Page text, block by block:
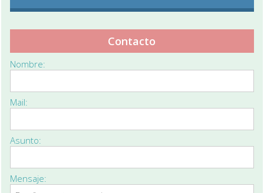
Contacto
Nombre:
Mail:
Asunto:
Mensaje: